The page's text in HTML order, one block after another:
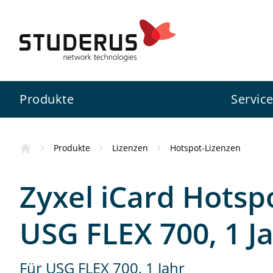
Produkte
Firewall
Switch
Service
Swiss Service Pack
Konfigurationsservice
Studerus AG
Zyxel
Kursübersicht
Wissenswertes
Produkte Lizenzen Hotspot-Lizenzen
Zyxel iCard
USG FLEX 700, 1
Für USG FLEX 700, 1 Jahr
Bezugsquellen
Das Produkt hat Sie
Fachkundige Beratung und
Online-Partner
Schnell, bequem und mit